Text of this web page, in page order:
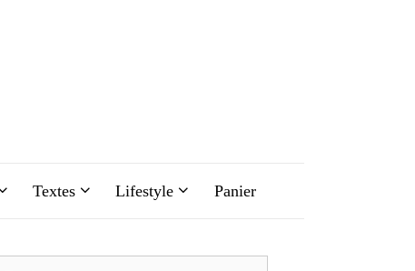
Textes Lifestyle Panier